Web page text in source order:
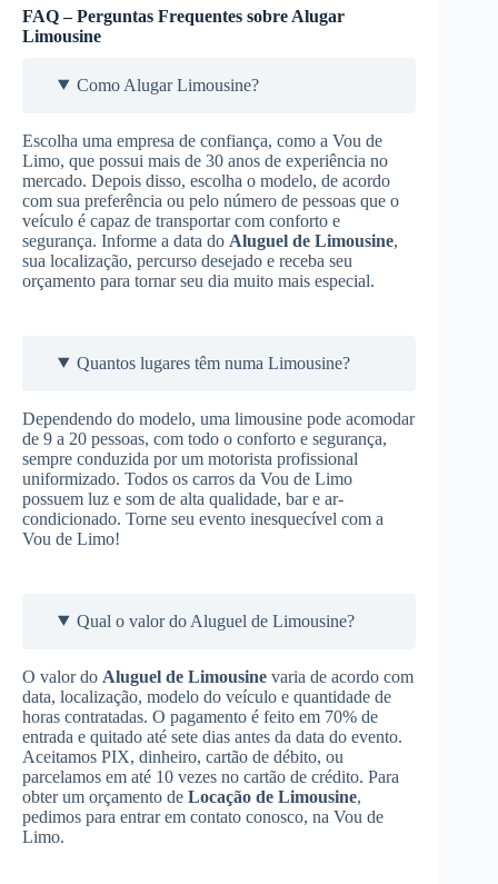
FAQ – Perguntas Frequentes sobre Alugar
Limousine
Como Alugar Limousine?
Escolha uma empresa de confiança, como a Vou de
Limo, que possui mais de 30 anos de experiência no
mercado. Depois disso, escolha o modelo, de acordo
com sua preferência ou pelo número de pessoas que o
veículo é capaz de transportar com conforto e
segurança. Informe a data do Aluguel de Limousine,
sua localização, percurso desejado e receba seu
orçamento para tornar seu dia muito mais especial.
Quantos lugares têm numa Limousine?
Dependendo do modelo, uma limousine pode acomodar
de 9 a 20 pessoas, com todo o conforto e segurança,
sempre conduzida por um motorista profissional
uniformizado. Todos os carros da Vou de Limo
possuem luz e som de alta qualidade, bar e ar-
condicionado. Torne seu evento inesquecível com a
Vou de Limo!
Qual o valor do Aluguel de Limousine?
O valor do Aluguel de Limousine varia de acordo com
data, localização, modelo do veículo e quantidade de
horas contratadas. O pagamento é feito em 70% de
entrada e quitado até sete dias antes da data do evento.
Aceitamos PIX, dinheiro, cartão de débito, ou
parcelamos em até 10 vezes no cartão de crédito. Para
obter um orçamento de Locação de Limousine,
pedimos para entrar em contato conosco, na Vou de
Limo.